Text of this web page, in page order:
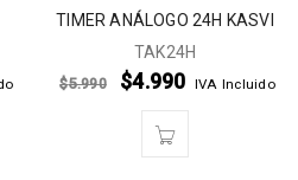
TIMER ANÁLOGO 24H KASVI
TAK24H
$5.990 $4.990 IVA Incluido